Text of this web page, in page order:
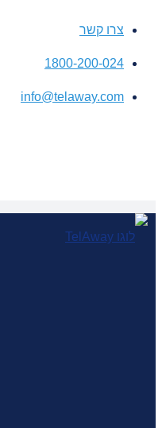
צרו קשר
1800-200-024
info@telaway.com